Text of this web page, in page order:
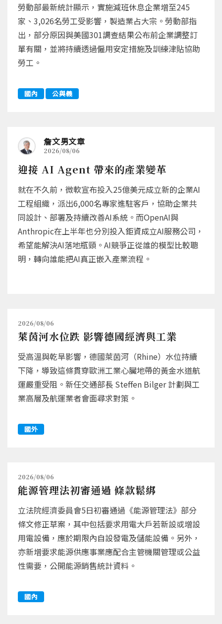
勞動部最新統計顯示，實施減班休息企業增至245
家、3,026名勞工受影響，製造業占大宗。勞動部指
出，部分原因與美國301調查結果公布前企業調整訂
單有關，並將持續透過僱用安定措施及訓練津貼協助
勞工。
國內 公與義
詹文男文章
2026/08/06
迎接 AI Agent 帶來的產業變革
就在不久前，微軟宣布投入25億美元成立新的企業AI
工程組織，派出6,000名專家進駐客戶，協助企業共
同設計、部署及持續改善AI系統。而OpenAI與
Anthropic在上半年也分別投入鉅資成立AI服務公司，
希望能解決AI落地瓶頸。AI競爭正從誰的模型比較聰
明，轉向誰能把AI真正嵌入產業流程。
2026/08/06
萊茵河水位跌 影響德國經濟與工業
受高溫與乾旱影響，德國萊茵河（Rhine）水位持續
下降，導致這條貫穿歐洲工業心臟地帶的黃金水道航
運嚴重受阻。新任交通部長 Steffen Bilger 計劃與工
業高層及航運業者會面尋求對策。
國外
2026/08/06
能源管理法初審通過 條款鬆綁
立法院經濟委員會5日初審通過《能源管理法》部分
條文修正草案，其中包括要求用電大戶若新設或增設
用電設備，應於期限內自設發電及儲能設備。另外，
亦新增要求能源供應事業應配合主管機關管理或公益
性需要，公開能源銷售統計資料。
國內